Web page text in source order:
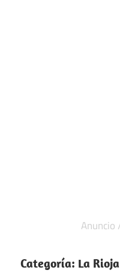
Categoría: La Rioja